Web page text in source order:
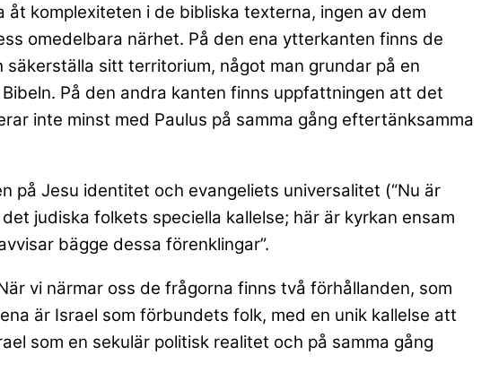
komplexiteten i de bibliska texterna, ingen av dem
omedelbara närhet. På den ena ytterkanten finns de
sitt territorium, något man grundar på en
På den andra kanten finns uppfattningen att det
inte minst med Paulus på samma gång eftertänksamma
på Jesu identitet och evangeliets universalitet (“Nu är
judiska folkets speciella kallelse; här är kyrkan ensam
bägge dessa förenklingar”.
vi närmar oss de frågorna finns två förhållanden, som
är Israel som förbundets folk, med en unik kallelse att
som en sekulär politisk realitet och på samma gång